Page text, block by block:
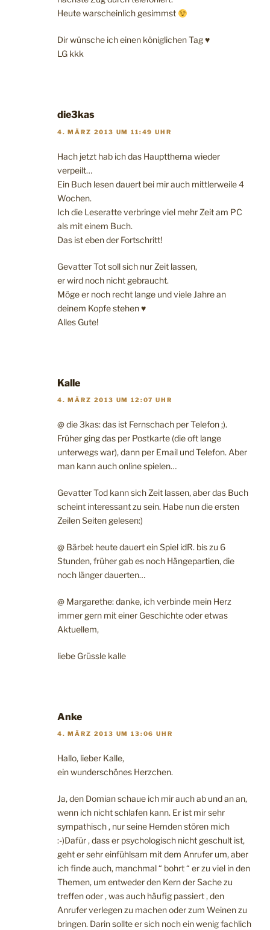
Heute warscheinlich gesimmst
Dir wünsche ich einen königlichen Tag ♥
LG kkk
die3kas
4. MÄRZ 2013 UM 11:49 UHR
Hach jetzt hab ich das Hauptthema wieder
verpeilt…
Ein Buch lesen dauert bei mir auch mittlerweile 4
Wochen.
Ich die Leseratte verbringe viel mehr Zeit am PC
als mit einem Buch.
Das ist eben der Fortschritt!
Gevatter Tot soll sich nur Zeit lassen,
er wird noch nicht gebraucht.
Möge er noch recht lange und viele Jahre an
deinem Kopfe stehen ♥
Alles Gute!
Kalle
4. MÄRZ 2013 UM 12:07 UHR
@ die 3kas: das ist Fernschach per Telefon ;).
Früher ging das per Postkarte (die oft lange
unterwegs war), dann per Email und Telefon. Aber
man kann auch online spielen…
Gevatter Tod kann sich Zeit lassen, aber das Buch
scheint interessant zu sein. Habe nun die ersten
Zeilen Seiten gelesen:)
@ Bärbel: heute dauert ein Spiel idR. bis zu 6
Stunden, früher gab es noch Hängepartien, die
noch länger dauerten…
@ Margarethe: danke, ich verbinde mein Herz
immer gern mit einer Geschichte oder etwas
Aktuellem,
liebe Grüssle kalle
Anke
4. MÄRZ 2013 UM 13:06 UHR
Hallo, lieber Kalle,
ein wunderschönes Herzchen.
Ja, den Domian schaue ich mir auch ab und an an,
wenn ich nicht schlafen kann. Er ist mir sehr
sympathisch , nur seine Hemden stören mich
:-)Dafür , dass er psychologisch nicht geschult ist,
geht er sehr einfühlsam mit dem Anrufer um, aber
ich finde auch, manchmal “ bohrt “ er zu viel in den
Themen, um entweder den Kern der Sache zu
treffen oder , was auch häufig passiert , den
Anrufer verlegen zu machen oder zum Weinen zu
bringen. Darin sollte er sich noch ein wenig fachlich